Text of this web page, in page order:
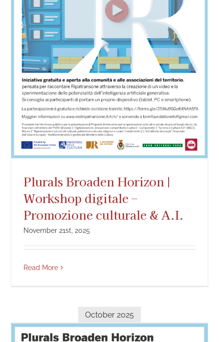
Plurals Broaden Horizon |
Workshop digitale –
Promozione culturale & A.I.
November 21st, 2025
Read More
October 2025